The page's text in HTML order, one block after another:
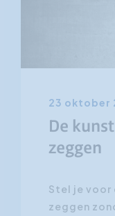
23 oktober
De
zeggen
Stel je voor
zeggen